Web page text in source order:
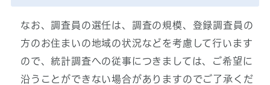
なお、調査員の選任は、調査の規模、登録調査員の
方のお住まいの地域の状況などを考慮して行います
ので、統計調査への従事につきましては、ご希望に
沿うことができない場合がありますのでご了承くだ